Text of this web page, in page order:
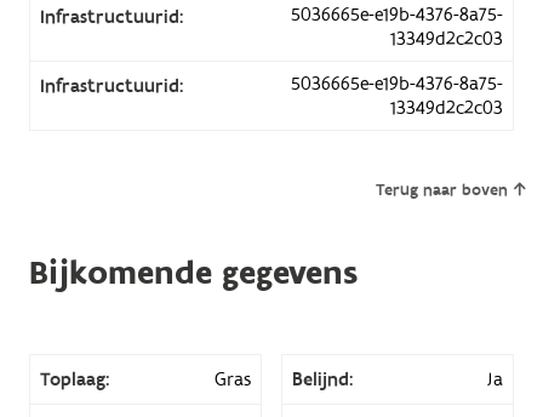
Infrastructuurid:
5036665e-e19b-4376-8a75-
13349d2c2c03
Infrastructuurid:
5036665e-e19b-4376-8a75-
13349d2c2c03
Terug naar boven
Bijkomende gegevens
Toplaag: Gras Belijnd: Ja